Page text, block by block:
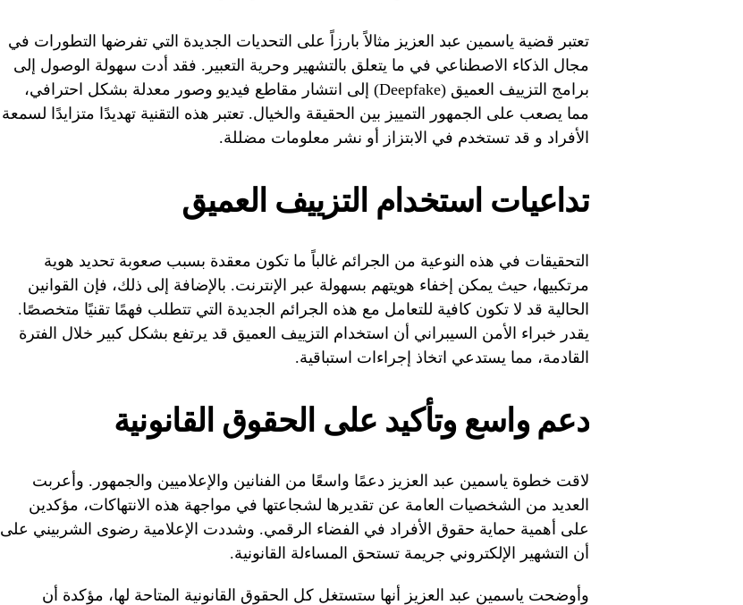
تعتبر قضية ياسمين عبد العزيز مثالاً بارزاً على التحديات الجديدة التي تفرضها التطورات في
مجال الذكاء الاصطناعي في ما يتعلق بالتشهير وحرية التعبير. فقد أدت سهولة الوصول إلى
برامج التزييف العميق (Deepfake) إلى انتشار مقاطع فيديو وصور معدلة بشكل احترافي،
مما يصعب على الجمهور التمييز بين الحقيقة والخيال. تعتبر هذه التقنية تهديدًا متزايدًا لسمعة
الأفراد و قد تستخدم في الابتزاز أو نشر معلومات مضللة.
تداعيات استخدام التزييف العميق
التحقيقات في هذه النوعية من الجرائم غالباً ما تكون معقدة بسبب صعوبة تحديد هوية
مرتكبيها، حيث يمكن إخفاء هويتهم بسهولة عبر الإنترنت. بالإضافة إلى ذلك، فإن القوانين
الحالية قد لا تكون كافية للتعامل مع هذه الجرائم الجديدة التي تتطلب فهمًا تقنيًا متخصصًا.
يقدر خبراء الأمن السيبراني أن استخدام التزييف العميق قد يرتفع بشكل كبير خلال الفترة
القادمة، مما يستدعي اتخاذ إجراءات استباقية.
دعم واسع وتأكيد على الحقوق القانونية
لاقت خطوة ياسمين عبد العزيز دعمًا واسعًا من الفنانين والإعلاميين والجمهور. وأعربت
العديد من الشخصيات العامة عن تقديرها لشجاعتها في مواجهة هذه الانتهاكات، مؤكدين
على أهمية حماية حقوق الأفراد في الفضاء الرقمي. وشددت الإعلامية رضوى الشربيني على
أن التشهير الإلكتروني جريمة تستحق المساءلة القانونية.
وأوضحت ياسمين عبد العزيز أنها ستستغل كل الحقوق القانونية المتاحة لها، مؤكدة أن